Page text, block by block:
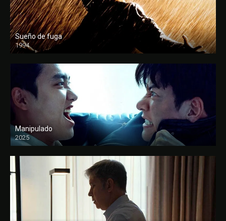
Sueño de fuga
1994
FULL HD
Manipulado
2025